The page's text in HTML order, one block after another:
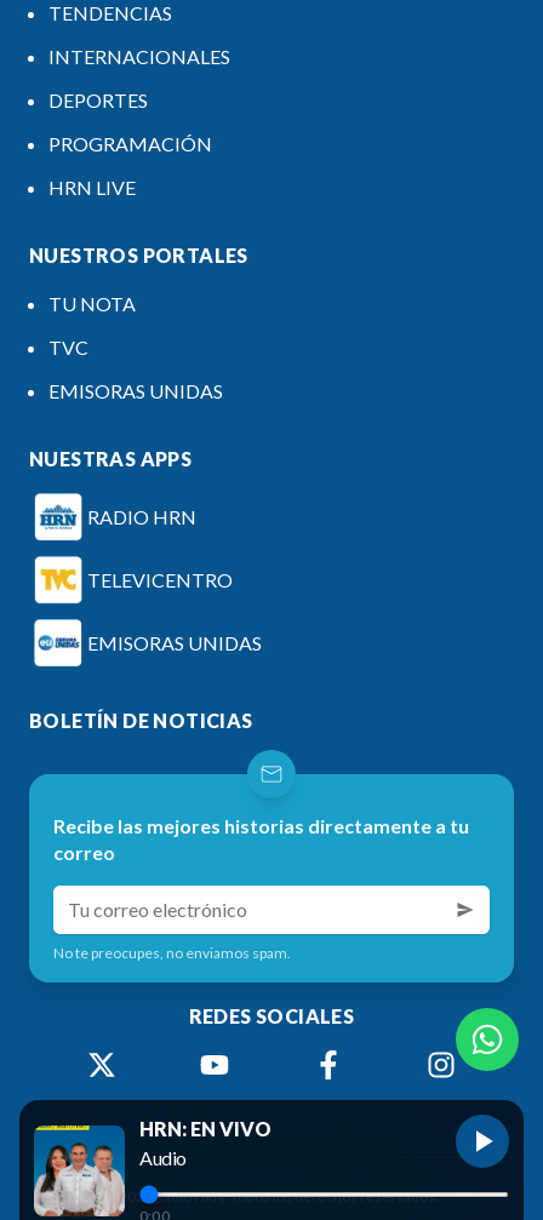
TENDENCIAS
INTERNACIONALES
DEPORTES
PROGRAMACIÓN
HRN LIVE
NUESTROS PORTALES
TU NOTA
TVC
EMISORAS UNIDAS
NUESTRAS APPS
RADIO HRN
TELEVICENTRO
EMISORAS UNIDAS
BOLETÍN DE NOTICIAS
Recibe las mejores historias directamente a tu
correo
No te preocupes, no enviamos spam.
REDES SOCIALES
2026 Radio HRN. Todos los derechos reservados.
HRN: EN VIVO
Audio
0:00